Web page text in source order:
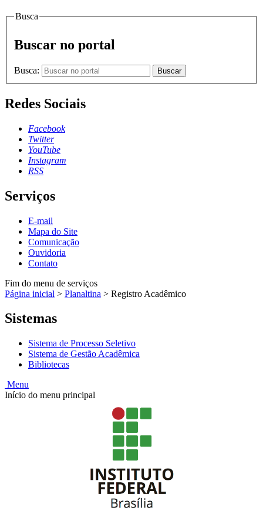
Busca
Buscar no portal
Busca: Buscar
Redes Sociais
Facebook
Twitter
YouTube
Instagram
RSS
Serviços
E-mail
Mapa do Site
Comunicação
Ouvidoria
Contato
Fim do menu de serviços
Página inicial > Planaltina > Registro Acadêmico
Sistemas
Sistema de Processo Seletivo
Sistema de Gestão Acadêmica
Bibliotecas
Menu
Início do menu principal